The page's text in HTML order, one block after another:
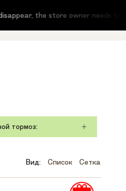
the store owner needs to
тормоз:
Вид: Список Сетка